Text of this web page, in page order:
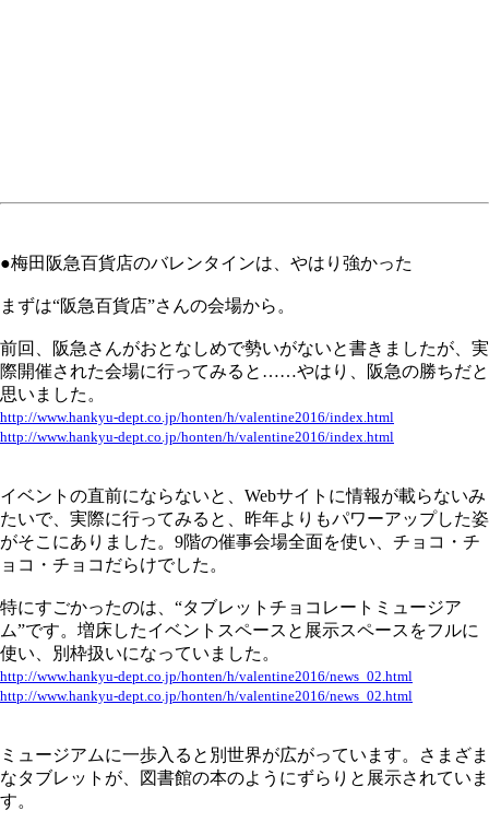
●梅田阪急百貨店のバレンタインは、やはり強かった
まずは“阪急百貨店”さんの会場から。
前回、阪急さんがおとなしめで勢いがないと書きましたが、実
際開催された会場に行ってみると……やはり、阪急の勝ちだと
思いました。
http://www.hankyu-dept.co.jp/honten/h/valentine2016/index.html
http://www.hankyu-dept.co.jp/honten/h/valentine2016/index.html
イベントの直前にならないと、Webサイトに情報が載らないみ
たいで、実際に行ってみると、昨年よりもパワーアップした姿
がそこにありました。9階の催事会場全面を使い、チョコ・チ
ョコ・チョコだらけでした。
特にすごかったのは、“タブレットチョコレートミュージア
ム”です。増床したイベントスペースと展示スペースをフルに
使い、別枠扱いになっていました。
http://www.hankyu-dept.co.jp/honten/h/valentine2016/news_02.html
http://www.hankyu-dept.co.jp/honten/h/valentine2016/news_02.html
ミュージアムに一歩入ると別世界が広がっています。さまざま
なタブレットが、図書館の本のようにずらりと展示されていま
す。